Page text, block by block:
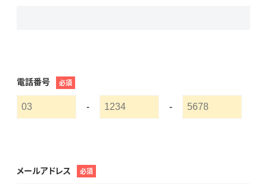
電話番号 必須
- -
メールアドレス 必須